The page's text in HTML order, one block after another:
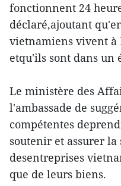
fonctionnent 24
déclaré,ajoutant
vietnamiens vivent à
etqu'ils sont dans un
Le ministère des
l'ambassade de
compétentes
soutenir et assurer la
desentreprises
que de leurs biens.